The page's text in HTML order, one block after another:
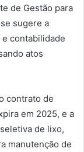
de Gestão para
sugere a
contabilidade
atos
contrato de
em 2025, e a
de lixo,
manutenção de